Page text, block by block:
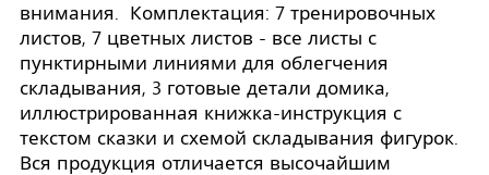
внимания. Комплектация: 7 тренировочных
листов, 7 цветных листов - все листы с
пунктирными линиями для облегчения
складывания, 3 готовые детали домика,
иллюстрированная книжка-инструкция с
текстом сказки и схемой складывания фигурок.
Вся продукция отличается высочайшим